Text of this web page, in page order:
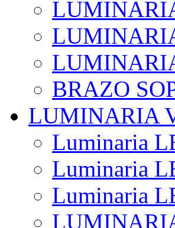
BRAZO
LUMINARIA
Luminaria
Luminaria
Luminaria